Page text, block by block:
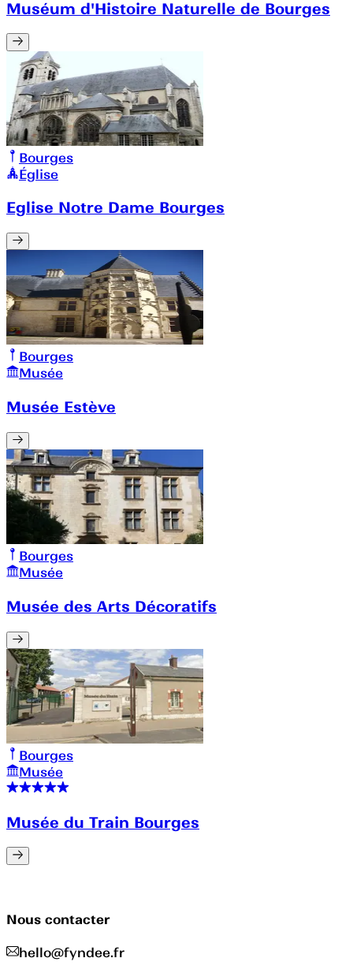
Muséum d'Histoire Naturelle de Bourges
Bourges
Église
Eglise Notre Dame Bourges
Bourges
Musée
Musée Estève
Bourges
Musée
Musée des Arts Décoratifs
Bourges
Musée
Musée du Train Bourges
Nous contacter
hello@fyndee.fr